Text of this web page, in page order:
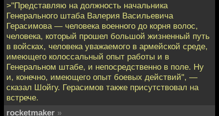
>"Представляю на должность начальника
Генерального штаба Валерия Васильевича
Герасимова — человека военного до корня волос,
человека, который прошел большой жизненный путь
в войсках, человека уважаемого в армейской среде,
имеющего колоссальный опыт работы и в
Генеральном штабе, и непосредственно в поле. Ну
и, конечно, имеющего опыт боевых действий", —
сказал Шойгу. Герасимов также присутствовал на
встрече.
rocketmaker »